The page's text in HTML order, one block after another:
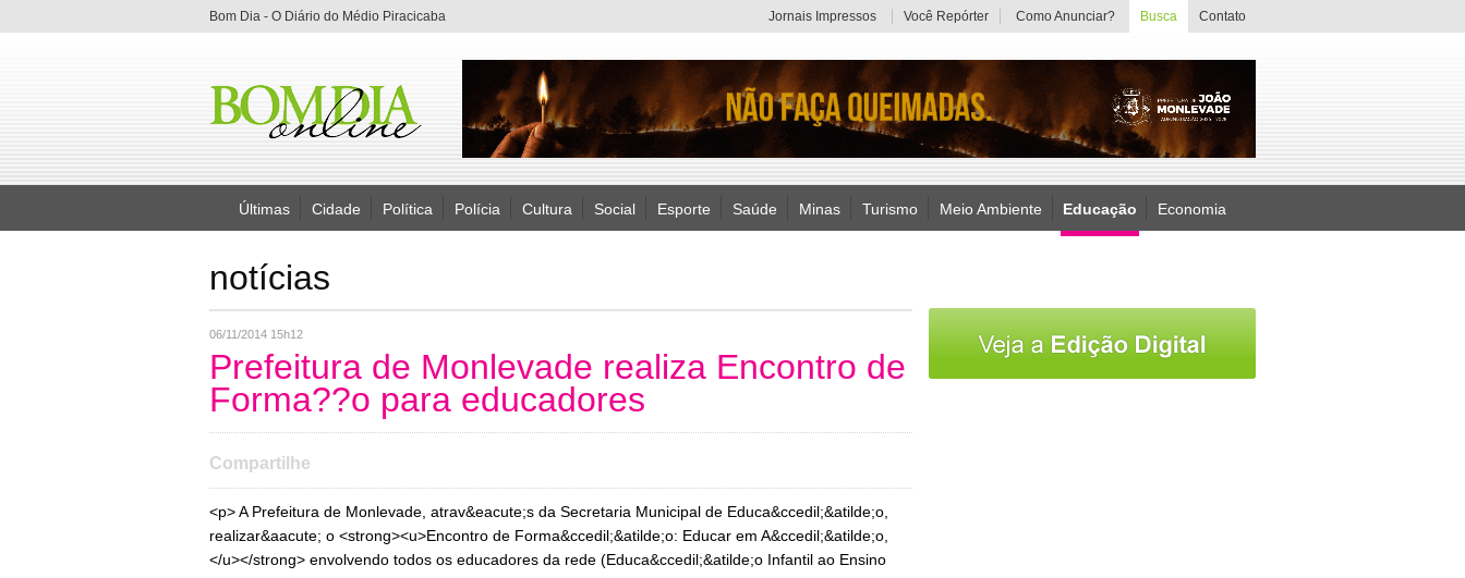
Bom Dia - O Diário do Médio Piracicaba Jornais Impressos Você Repórter Como Anunciar? Busca Contato
Últimas Cidade Política Polícia Cultura Social Esporte Saúde Minas Turismo Meio Ambiente Educação Economia
notícias
06/11/2014 15h12
Prefeitura de Monlevade realiza Encontro de
Forma??o para educadores
Compartilhe
<p> A Prefeitura de Monlevade, atrav&eacute;s da Secretaria Municipal de Educa&ccedil;&atilde;o,
realizar&aacute; o <strong><u>Encontro de Forma&ccedil;&atilde;o: Educar em A&ccedil;&atilde;o,
</u></strong> envolvendo todos os educadores da rede (Educa&ccedil;&atilde;o Infantil ao Ensino